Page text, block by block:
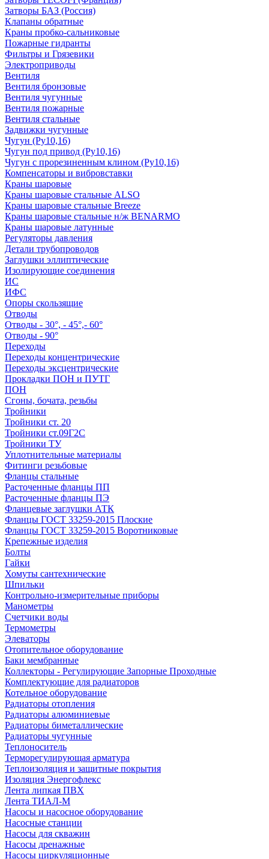
Затворы БАЗ (Россия)
Клапаны обратные
Краны пробко-сальниковые
Пожарные гидранты
Фильтры и Грязевики
Электроприводы
Вентиля
Вентиля бронзовые
Вентиля чугунные
Вентиля пожарные
Вентиля стальные
Задвижки чугунные
Чугун (Ру10,16)
Чугун под привод (Ру10,16)
Чугун с прорезиненным клином (Ру10,16)
Компенсаторы и вибровставки
Краны шаровые
Краны шаровые стальные ALSO
Краны шаровые стальные Breeze
Краны шаровые стальные н/ж BENARMO
Краны шаровые латунные
Регуляторы давления
Детали трубопроводов
Заглушки эллиптические
Изолирующие соединения
ИС
ИФС
Опоры скользящие
Отводы
Отводы - 30°, - 45°,- 60°
Отводы - 90°
Переходы
Переходы концентрические
Переходы эксцентрические
Прокладки ПОН и ПУТГ
ПОН
Сгоны, бочата, резьбы
Тройники
Тройники ст. 20
Тройники ст.09Г2С
Тройники ТУ
Уплотнительные материалы
Фитинги резьбовые
Фланцы стальные
Расточенные фланцы ПП
Расточенные фланцы ПЭ
Фланцевые заглушки АТК
Фланцы ГОСТ 33259-2015 Плоские
Фланцы ГОСТ 33259-2015 Воротниковые
Крепежные изделия
Болты
Гайки
Хомуты сантехнические
Шпильки
Контрольно-измерительные приборы
Манометры
Счетчики воды
Термометры
Элеваторы
Отопительное оборудование
Баки мембранные
Коллекторы - Регулирующие Запорные Проходные
Комплектующие для радиаторов
Котельное оборудование
Радиаторы отопления
Радиаторы алюминиевые
Радиаторы биметаллические
Радиаторы чугунные
Теплоноситель
Терморегулирующая арматура
Теплоизоляция и защитные покрытия
Изоляция Энергофлекс
Лента липкая ПВХ
Лента ТИАЛ-М
Насосы и насосное оборудование
Насосные станции
Насосы для скважин
Насосы дренажные
Насосы циркуляционные